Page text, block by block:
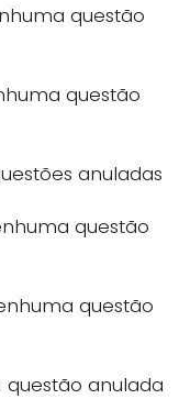
questão
questão
anuladas
questão
questão
questão anulada